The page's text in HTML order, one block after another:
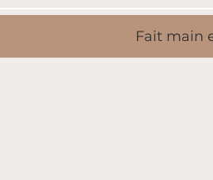
Fait main